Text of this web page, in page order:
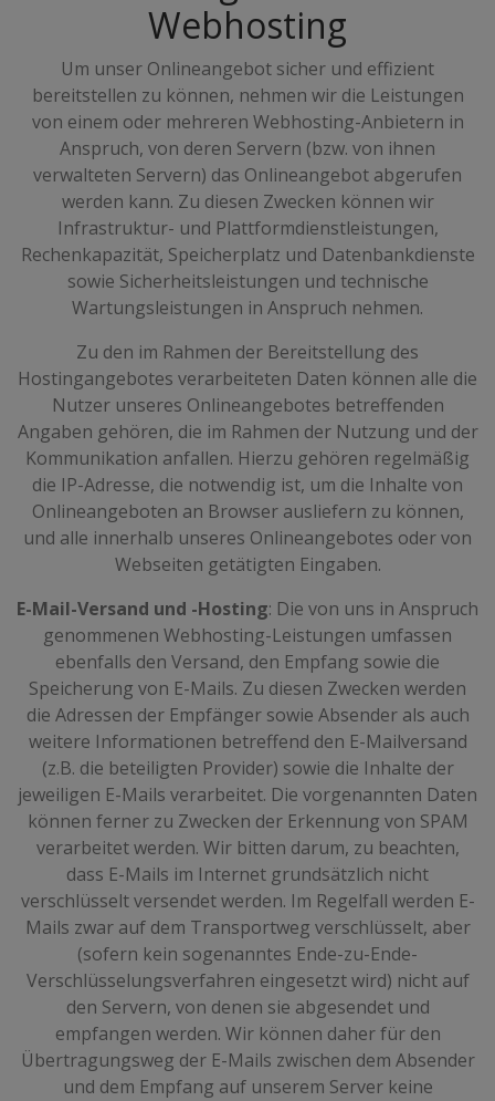
Webhosting
Um unser Onlineangebot sicher und effizient
bereitstellen zu können, nehmen wir die Leistungen
von einem oder mehreren Webhosting-Anbietern in
Anspruch, von deren Servern (bzw. von ihnen
verwalteten Servern) das Onlineangebot abgerufen
werden kann. Zu diesen Zwecken können wir
Infrastruktur- und Plattformdienstleistungen,
Rechenkapazität, Speicherplatz und Datenbankdienste
sowie Sicherheitsleistungen und technische
Wartungsleistungen in Anspruch nehmen.
Zu den im Rahmen der Bereitstellung des
Hostingangebotes verarbeiteten Daten können alle die
Nutzer unseres Onlineangebotes betreffenden
Angaben gehören, die im Rahmen der Nutzung und der
Kommunikation anfallen. Hierzu gehören regelmäßig
die IP-Adresse, die notwendig ist, um die Inhalte von
Onlineangeboten an Browser ausliefern zu können,
und alle innerhalb unseres Onlineangebotes oder von
Webseiten getätigten Eingaben.
E-Mail-Versand und -Hosting: Die von uns in Anspruch
genommenen Webhosting-Leistungen umfassen
ebenfalls den Versand, den Empfang sowie die
Speicherung von E-Mails. Zu diesen Zwecken werden
die Adressen der Empfänger sowie Absender als auch
weitere Informationen betreffend den E-Mailversand
(z.B. die beteiligten Provider) sowie die Inhalte der
jeweiligen E-Mails verarbeitet. Die vorgenannten Daten
können ferner zu Zwecken der Erkennung von SPAM
verarbeitet werden. Wir bitten darum, zu beachten,
dass E-Mails im Internet grundsätzlich nicht
verschlüsselt versendet werden. Im Regelfall werden E-
Mails zwar auf dem Transportweg verschlüsselt, aber
(sofern kein sogenanntes Ende-zu-Ende-
Verschlüsselungsverfahren eingesetzt wird) nicht auf
den Servern, von denen sie abgesendet und
empfangen werden. Wir können daher für den
Übertragungsweg der E-Mails zwischen dem Absender
und dem Empfang auf unserem Server keine